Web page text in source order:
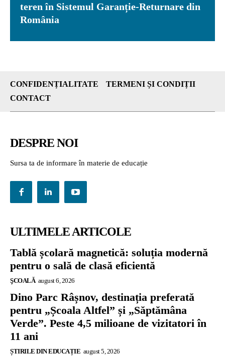
teren în Sistemul Garanție-Returnare din
România
CONFIDENȚIALITATE
TERMENI ȘI CONDIȚII
CONTACT
DESPRE NOI
Sursa ta de informare în materie de educație
ULTIMELE ARTICOLE
Tablă școlară magnetică: soluția modernă
pentru o sală de clasă eficientă
ŞCOALĂ august 6, 2026
Dino Parc Râșnov, destinația preferată
pentru „Școala Altfel” și „Săptămâna
Verde”. Peste 4,5 milioane de vizitatori în
11 ani
ȘTIRILE DIN EDUCAȚIE august 5, 2026